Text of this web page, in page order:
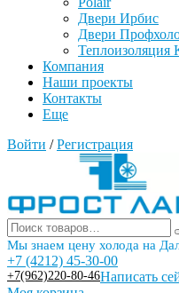
Двери Ирбис
Двери
Теплоизоляция
Компания
Наши проекты
Контакты
Еще
Войти / Регистрация
Мы знаем цену холода на
+7 (4212) 45-30-00
+7(962)220-80-46Написать